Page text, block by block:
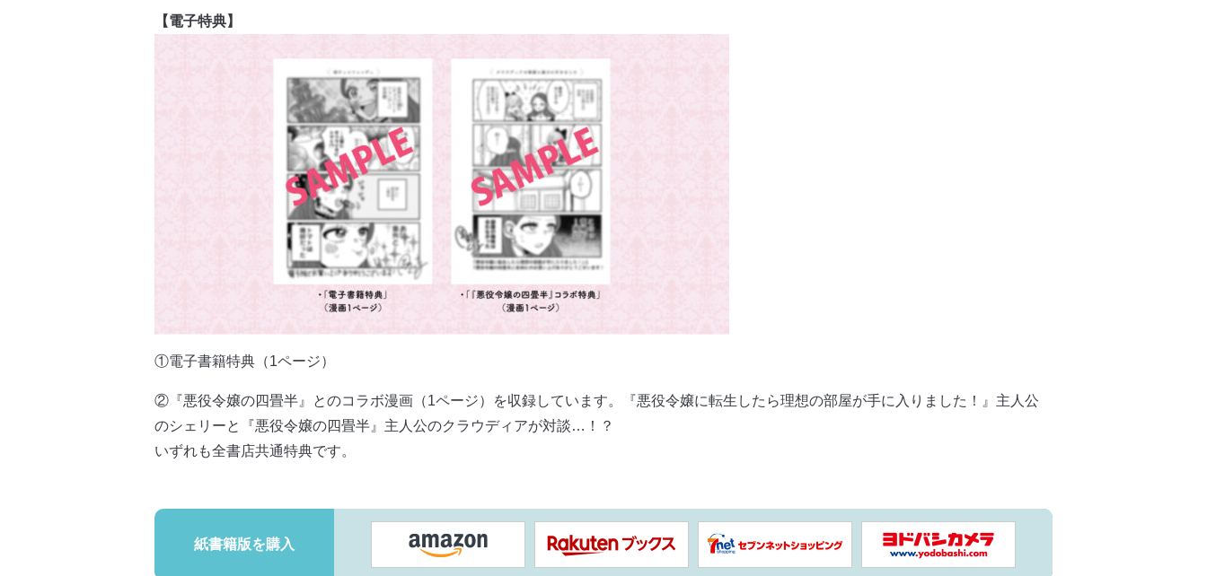
【電子特典】
①電子書籍特典（1ページ）
②『悪役令嬢の四畳半』とのコラボ漫画（1ページ）を収録しています。『悪役令嬢に転生したら理想の部屋が手に入りました！』主人公
のシェリーと『悪役令嬢の四畳半』主人公のクラウディアが対談…！？
いずれも全書店共通特典です。
紙書籍版を購入